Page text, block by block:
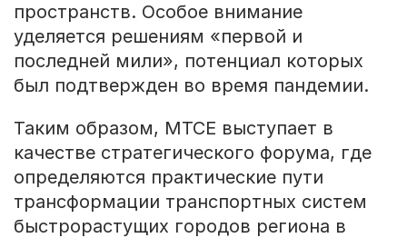
пространств. Особое внимание
уделяется решениям «первой и
последней мили», потенциал которых
был подтвержден во время пандемии.
Таким образом, MTCE выступает в
качестве стратегического форума, где
определяются практические пути
трансформации транспортных систем
быстрорастущих городов региона в